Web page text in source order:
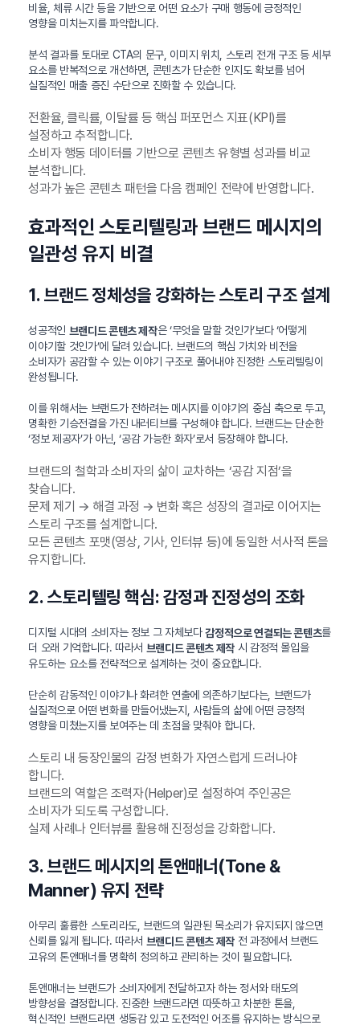
비율, 체류 시간 등을 기반으로 어떤 요소가 구매 행동에 긍정적인
영향을 미치는지를 파악합니다.
분석 결과를 토대로 CTA의 문구, 이미지 위치, 스토리 전개 구조 등 세부
요소를 반복적으로 개선하면, 콘텐츠가 단순한 인지도 확보를 넘어
실질적인 매출 증진 수단으로 진화할 수 있습니다.
전환율, 클릭률, 이탈률 등 핵심 퍼포먼스 지표(KPI)를
설정하고 추적합니다.
소비자 행동 데이터를 기반으로 콘텐츠 유형별 성과를 비교
분석합니다.
성과가 높은 콘텐츠 패턴을 다음 캠페인 전략에 반영합니다.
효과적인 스토리텔링과 브랜드 메시지의
일관성 유지 비결
1. 브랜드 정체성을 강화하는 스토리 구조 설계
성공적인 브랜디드 콘텐츠 제작은 ‘무엇을 말할 것인가’보다 ‘어떻게
이야기할 것인가’에 달려 있습니다. 브랜드의 핵심 가치와 비전을
소비자가 공감할 수 있는 이야기 구조로 풀어내야 진정한 스토리텔링이
완성됩니다.
이를 위해서는 브랜드가 전하려는 메시지를 이야기의 중심 축으로 두고,
명확한 기승전결을 가진 내러티브를 구성해야 합니다. 브랜드는 단순한
‘정보 제공자’가 아닌, ‘공감 가능한 화자’로서 등장해야 합니다.
브랜드의 철학과 소비자의 삶이 교차하는 ‘공감 지점’을
찾습니다.
문제 제기 → 해결 과정 → 변화 혹은 성장의 결과로 이어지는
스토리 구조를 설계합니다.
모든 콘텐츠 포맷(영상, 기사, 인터뷰 등)에 동일한 서사적 톤을
유지합니다.
2. 스토리텔링 핵심: 감정과 진정성의 조화
디지털 시대의 소비자는 정보 그 자체보다감정적으로 연결되는 콘텐츠를
더 오래 기억합니다. 따라서 브랜디드 콘텐츠 제작시 감정적 몰입을
유도하는 요소를 전략적으로 설계하는 것이 중요합니다.
단순히 감동적인 이야기나 화려한 연출에 의존하기보다는, 브랜드가
실질적으로 어떤 변화를 만들어냈는지, 사람들의 삶에 어떤 긍정적
영향을 미쳤는지를 보여주는 데 초점을 맞춰야 합니다.
스토리 내 등장인물의 감정 변화가 자연스럽게 드러나야
합니다.
브랜드의 역할은 조력자(Helper)로 설정하여 주인공은
소비자가 되도록 구성합니다.
실제 사례나 인터뷰를 활용해 진정성을 강화합니다.
3. 브랜드 메시지의 톤앤매너(Tone &
Manner) 유지 전략
아무리 훌륭한 스토리라도, 브랜드의 일관된 목소리가 유지되지 않으면
신뢰를 잃게 됩니다. 따라서 브랜디드 콘텐츠 제작전 과정에서 브랜드
고유의 톤앤매너를 명확히 정의하고 관리하는 것이 필요합니다.
톤앤매너는 브랜드가 소비자에게 전달하고자 하는 정서와 태도의
방향성을 결정합니다. 진중한 브랜드라면 따뜻하고 차분한 톤을,
혁신적인 브랜드라면 생동감 있고 도전적인 어조를 유지하는 방식으로